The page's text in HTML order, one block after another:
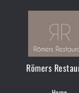
Römers